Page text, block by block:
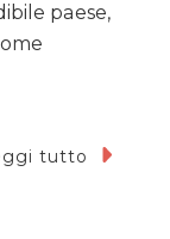
paese,
tutto